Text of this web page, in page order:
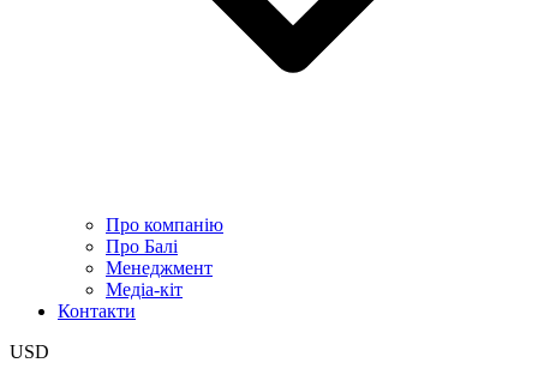
Про компанію
Про Балі
Менеджмент
Медіа-кіт
Контакти
USD